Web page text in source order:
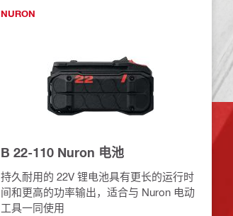
NURON
B 22-110 Nuron 电池
持久耐用的 22V 锂电池具有更长的运行时
间和更高的功率输出，适合与 Nuron 电动
工具一同使用